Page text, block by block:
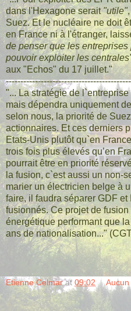
dans l'Hexagone serait"utile"
Suez. Et le nucléaire ne doit
en France ni à l'étranger,
de penser que les
pouvoir exploiter les
aux "Echos" du 17 juillet."
"... La stratégie de
mais dépendra uniquement
selon nous, la priorité de
actionnaires. Et ces derniers
Etats-Unis plutôt qu`en
trois fois plus élevés qu’en
pourrait être en priorité
la fusion, c`est aussi un non-
marier un électricien belge à
faire, il faudra séparer GDF et
fusionnés. Ce projet de fusion
énergétique performant que
ans de nationalisation..."
Etienne Celmar at 09:02